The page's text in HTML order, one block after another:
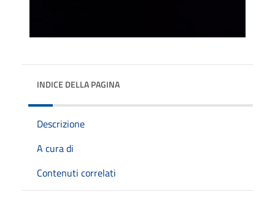
INDICE DELLA PAGINA
Descrizione
A cura di
Contenuti correlati